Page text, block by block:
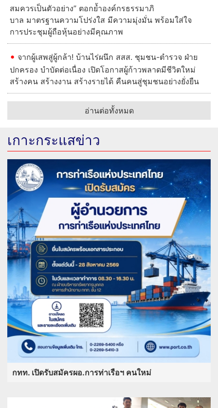
สมควรเป็นตัวอย่าง” ตอกย้ำองค์กรธรรมาภิ
บาล มาตรฐานความโปร่งใส มีความมุ่งมั่น พร้อมใส่ใจ
การประชุมผู้ถือหุ้นอย่างมีคุณภาพ
จากผู้เสพสู่ผู้กล้า! บ้านไร่ผนึก สสส. ชุมชน-ตำรวจ ฝ่าย
ปกครอง บำบัดต่อเนื่อง เปิดโอกาสผู้ก้าวพลาดมีชีวิตใหม่
สร้างคน สร้างงาน สร้างรายได้ คืนคนสู่ชุมชนอย่างยั่งยืน
อ่านต่อทั้งหมด
เกาะกระแสข่าว
กทท. เปิดรับสมัครผอ.การท่าเรือฯ คนใหม่